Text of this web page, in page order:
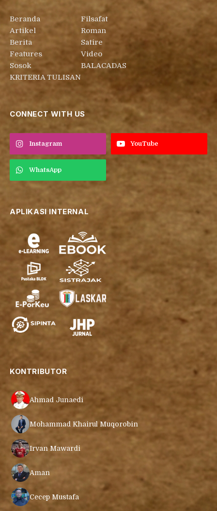
Beranda
Artikel
Berita
Features
Sosok
KRITERIA TULISAN
Filsafat
Roman
Satire
Video
BALACADAS
CONNECT WITH US
Instagram YouTube
WhatsApp
APLIKASI INTERNAL
KONTRIBUTOR
Ahmad Junaedi
Mohammad Khairul Muqorobin
Irvan Mawardi
Aman
Cecep Mustafa